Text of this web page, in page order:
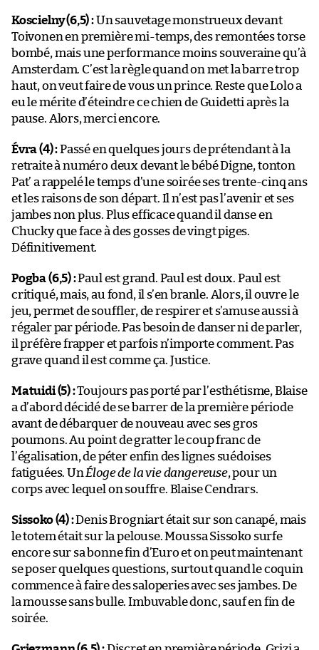
Koscielny (6,5) :Un sauvetage monstrueux devant
Toivonen en première mi-temps, des remontées torse
bombé, mais une performance moins souveraine qu’à
Amsterdam. C’est la règle quand on met la barre trop
haut, on veut faire de vous un prince. Reste que Lolo a
eu le mérite d’éteindre ce chien de Guidetti après la
pause. Alors, merci encore.
Évra (4) :Passé en quelques jours de prétendant à la
retraite à numéro deux devant le bébé Digne, tonton
Pat’ a rappelé le temps d’une soirée ses trente-cinq ans
et les raisons de son départ. Il n’est pas l’avenir et ses
jambes non plus. Plus efficace quand il danse en
Chucky que face à des gosses de vingt piges.
Définitivement.
Pogba (6,5) :Paul est grand. Paul est doux. Paul est
critiqué, mais, au fond, il s’en branle. Alors, il ouvre le
jeu, permet de souffler, de respirer et s’amuse aussi à
régaler par période. Pas besoin de danser ni de parler,
il préfère frapper et parfois n’importe comment. Pas
grave quand il est comme ça. Justice.
Matuidi (5) :Toujours pas porté par l’esthétisme, Blaise
a d’abord décidé de se barrer de la première période
avant de débarquer de nouveau avec ses gros
poumons. Au point de gratter le coup franc de
l’égalisation, de péter enfin des lignes suédoises
fatiguées. Un Éloge de la vie dangereuse, pour un
corps avec lequel on souffre. Blaise Cendrars.
Sissoko (4) :Denis Brogniart était sur son canapé, mais
le totem était sur la pelouse. Moussa Sissoko surfe
encore sur sa bonne fin d’Euro et on peut maintenant
se poser quelques questions, surtout quand le coquin
commence à faire des saloperies avec ses jambes. De
la mousse sans bulle. Imbuvable donc, sauf en fin de
soirée.